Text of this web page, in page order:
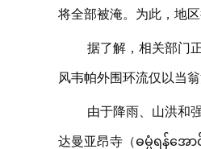
将全部被淹。为此，地
据了解，相关部门
风韦帕外围环流仅以当
由于降雨、山洪和
达曼亚昂寺（ဓမ္မံရန်အေ